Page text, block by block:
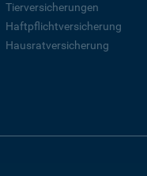
Tierversicherungen
Haftpflichtversicherung
Hausratversicherung